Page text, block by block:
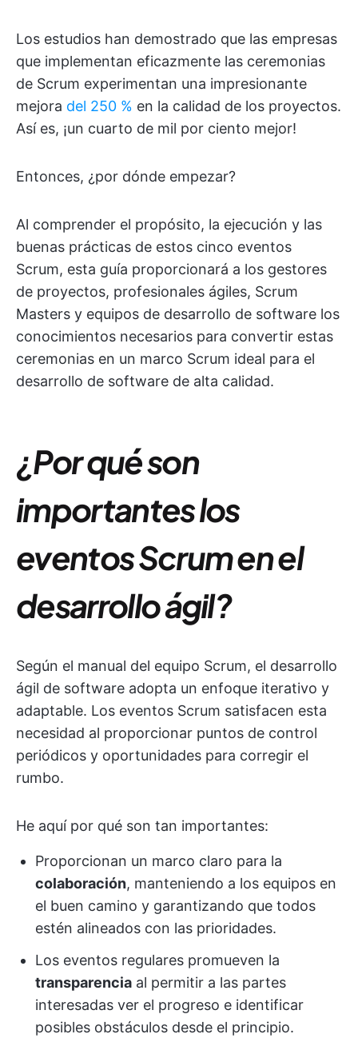
Los estudios han demostrado que las empresas
que implementan eficazmente las ceremonias
de Scrum experimentan una impresionante
mejora del 250 % en la calidad de los proyectos.
Así es, ¡un cuarto de mil por ciento mejor!
Entonces, ¿por dónde empezar?
Al comprender el propósito, la ejecución y las
buenas prácticas de estos cinco eventos
Scrum, esta guía proporcionará a los gestores
de proyectos, profesionales ágiles, Scrum
Masters y equipos de desarrollo de software los
conocimientos necesarios para convertir estas
ceremonias en un marco Scrum ideal para el
desarrollo de software de alta calidad.
¿Por qué son
importantes los
eventos Scrum en el
desarrollo ágil?
Según el manual del equipo Scrum, el desarrollo
ágil de software adopta un enfoque iterativo y
adaptable. Los eventos Scrum satisfacen esta
necesidad al proporcionar puntos de control
periódicos y oportunidades para corregir el
rumbo.
He aquí por qué son tan importantes:
Proporcionan un marco claro para la
colaboración, manteniendo a los equipos en
el buen camino y garantizando que todos
estén alineados con las prioridades.
Los eventos regulares promueven la
transparencia al permitir a las partes
interesadas ver el progreso e identificar
posibles obstáculos desde el principio.